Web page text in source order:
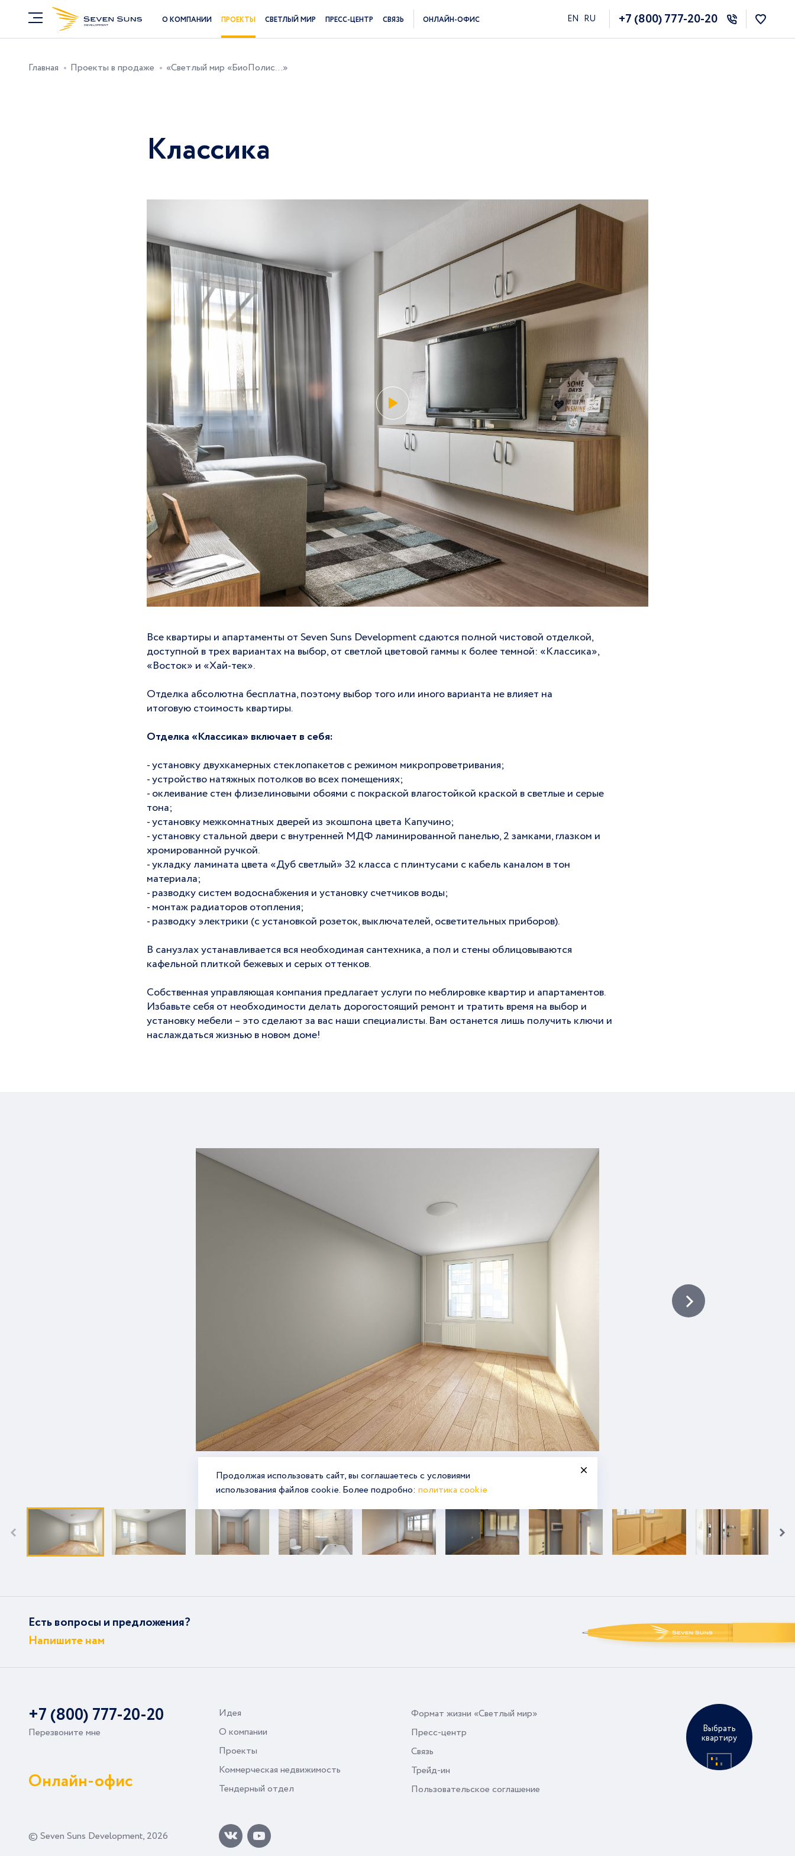
Продолжая использовать сайт, вы соглашаетесь с условиями
использования файлов cookie. Более подробно: политика cookie
О КОМПАНИИ ПРОЕКТЫ СВЕТЛЫЙ МИР ПРЕСС-ЦЕНТР СВЯЗЬ ОНЛАЙН-ОФИС EN RU +7 (800) 777-20-20
Выбрать
квартиру
Главная Проекты в продаже «Светлый мир «БиоПолис...»
Классика
Все квартиры и апартаменты от Seven Suns Development сдаются полной чистовой отделкой,
доступной в трех вариантах на выбор, от светлой цветовой гаммы к более темной: «Классика»,
«Восток» и «Хай-тек».
Отделка абсолютна бесплатна, поэтому выбор того или иного варианта не влияет на
итоговую стоимость квартиры.
Отделка«Классика»включает в себя:
- установку двухкамерных стеклопакетов с режимом микропроветривания;
- устройство натяжных потолков во всех помещениях;
- оклеивание стен флизелиновыми обоями с покраской влагостойкой краской в светлые и серые
тона;
- установку межкомнатных дверей из экошпона цвета Капучино;
- установку стальной двери с внутренней МДФ ламинированной панелью, 2 замками, глазком и
хромированной ручкой.
- укладку ламината цвета «Дуб светлый» 32 класса с плинтусами c кабель каналом в тон
материала;
- разводку систем водоснабжения и установку счетчиков воды;
- монтаж радиаторов отопления;
- разводку электрики (с установкой розеток, выключателей, осветительных приборов).
В санузлах устанавливается вся необходимая сантехника, а пол и стены облицовываются
кафельной плиткой бежевых и серых оттенков.
Собственная управляющая компания предлагает услуги по меблировке квартир и апартаментов.
Избавьте себя от необходимости делать дорогостоящий ремонт и тратить время на выбор и
установку мебели – это сделают за вас наши специалисты. Вам останется лишь получить ключи и
наслаждаться жизнью в новом доме!
01 11
Есть вопросы и предложения?
Напишите нам
+7 (800) 777-20-20
Перезвоните мне
Онлайн-офис
Идея
О компании
Проекты
Коммерческая недвижимость
Тендерный отдел
Формат жизни «Светлый мир»
Пресс-центр
Связь
Трейд-ин
Пользовательское соглашение
© Seven Suns Development, 2026